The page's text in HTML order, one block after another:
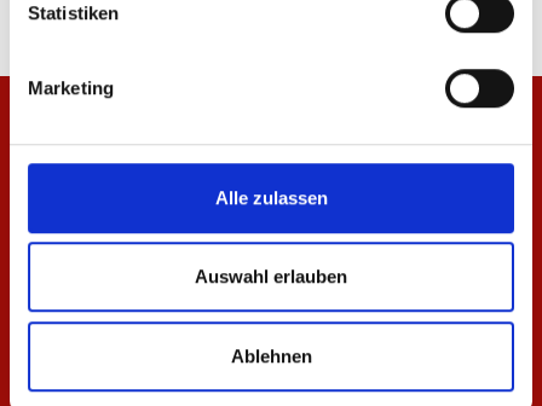
Statistiken
Marketing
Alle zulassen
Auswahl erlauben
Ablehnen